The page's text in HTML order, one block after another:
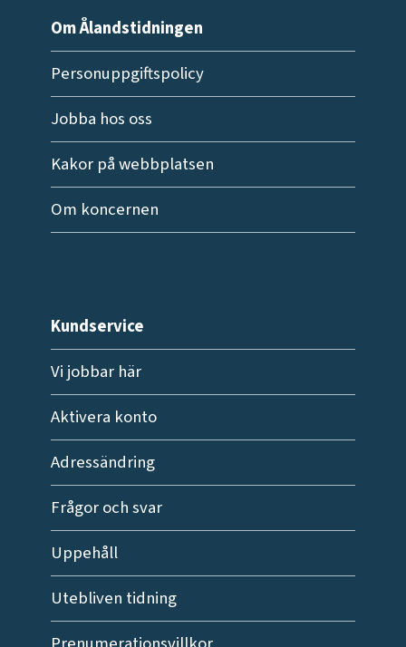
Om Ålandstidningen
Personuppgiftspolicy
Jobba hos oss
Kakor på webbplatsen
Om koncernen
Kundservice
Vi jobbar här
Aktivera konto
Adressändring
Frågor och svar
Uppehåll
Utebliven tidning